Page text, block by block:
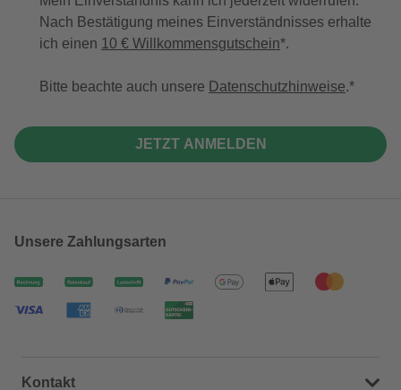
Nach Bestätigung meines Einverständnisses erhalte
ich einen 10 € Willkommensgutschein*.
Bitte beachte auch unsere Datenschutzhinweise.
JETZT ANMELDEN
Unsere Zahlungsarten
Kontakt